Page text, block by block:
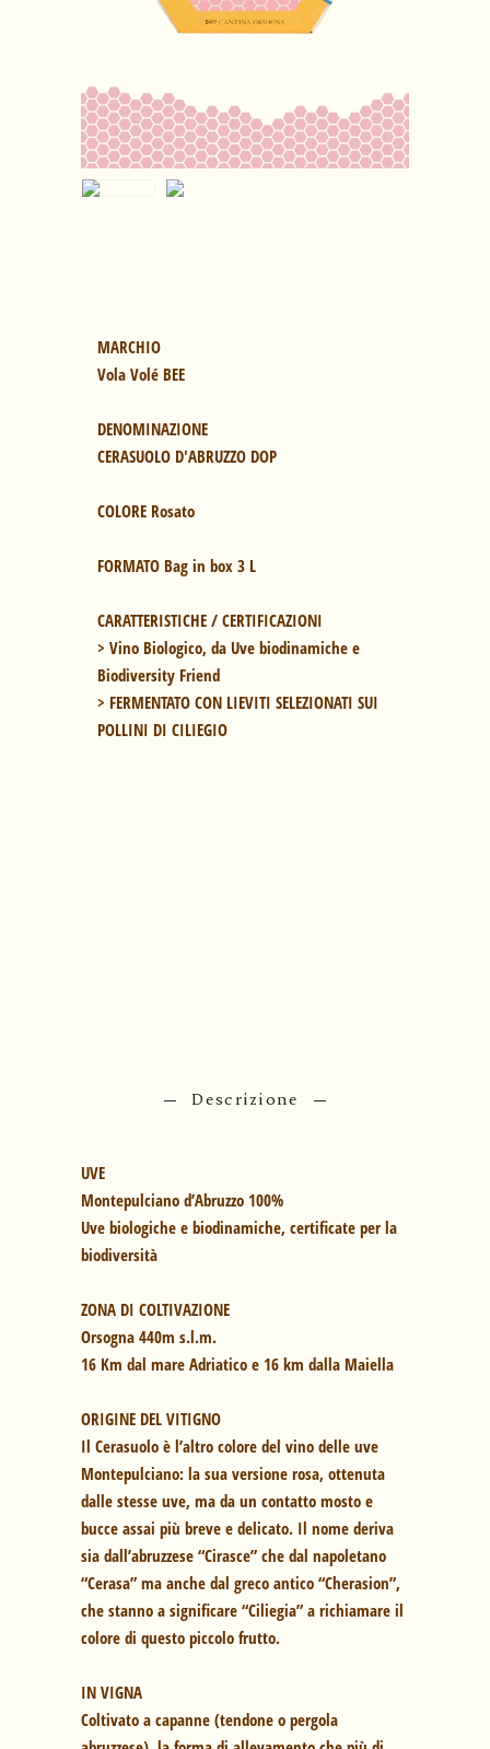
Vola Volé BEE
DENOMINAZIONE
CERASUOLO D'ABRUZZO DOP
COLORE Rosato
FORMATO Bag in box 3 L
CARATTERISTICHE / CERTIFICAZIONI
> Vino Biologico, da Uve biodinamiche e
Biodiversity Friend
> FERMENTATO CON LIEVITI SELEZIONATI SUI
POLLINI DI CILIEGIO
Descrizione
UVE
Montepulciano d’Abruzzo 100%
Uve biologiche e biodinamiche, certificate per la
biodiversità
ZONA DI COLTIVAZIONE
Orsogna 440m s.l.m.
16 Km dal mare Adriatico e 16 km dalla Maiella
ORIGINE DEL VITIGNO
Il Cerasuolo è l’altro colore del vino delle uve
Montepulciano: la sua versione rosa, ottenuta
dalle stesse uve, ma da un contatto mosto e
bucce assai più breve e delicato. Il nome deriva
sia dall’abruzzese “Cirasce” che dal napoletano
“Cerasa” ma anche dal greco antico “Cherasion”,
che stanno a significare “Ciliegia” a richiamare il
colore di questo piccolo frutto.
IN VIGNA
Coltivato a capanne (tendone o pergola